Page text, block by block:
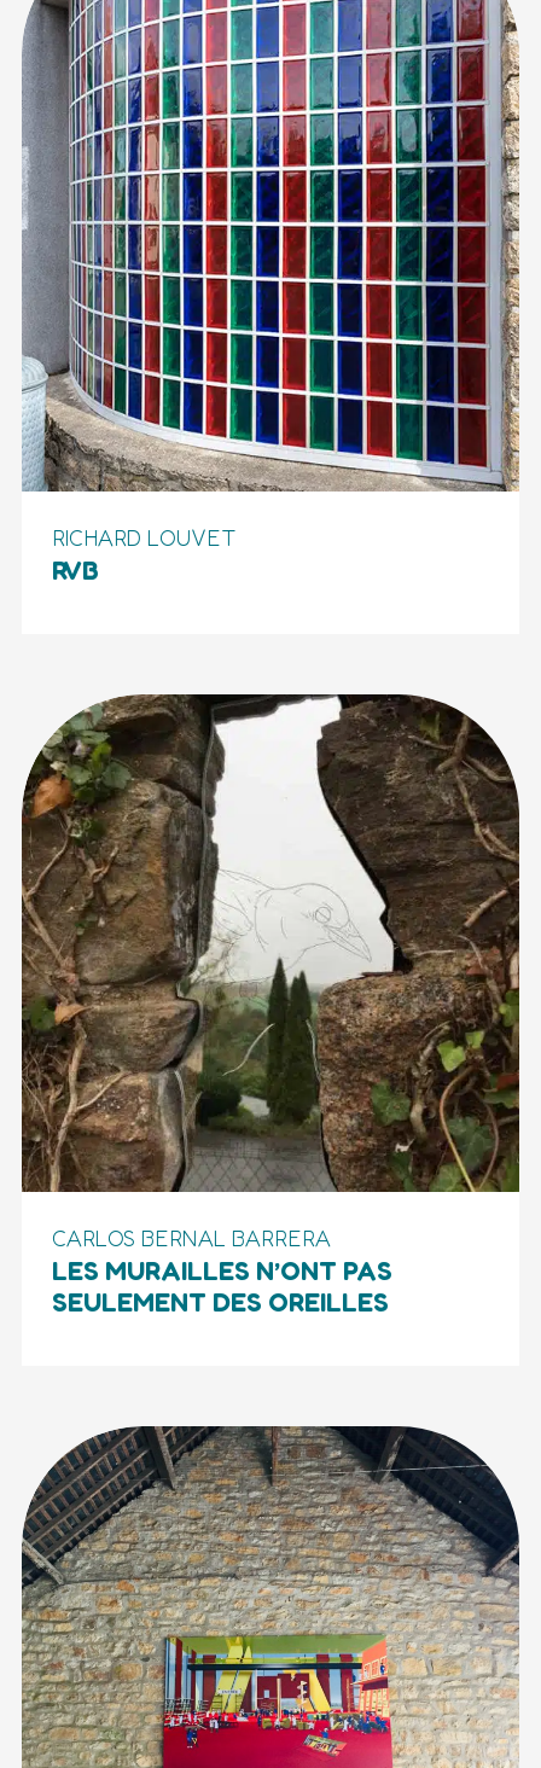
RICHARD LOUVET
RVB
CARLOS BERNAL BARRERA
LES MURAILLES N’ONT PAS
SEULEMENT DES OREILLES